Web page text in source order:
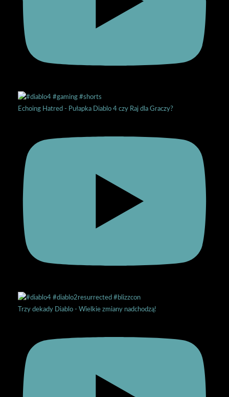
Echoing Hatred - Pułapka Diablo 4 czy Raj dla Graczy?
Trzy dekady Diablo - Wielkie zmiany nadchodzą!